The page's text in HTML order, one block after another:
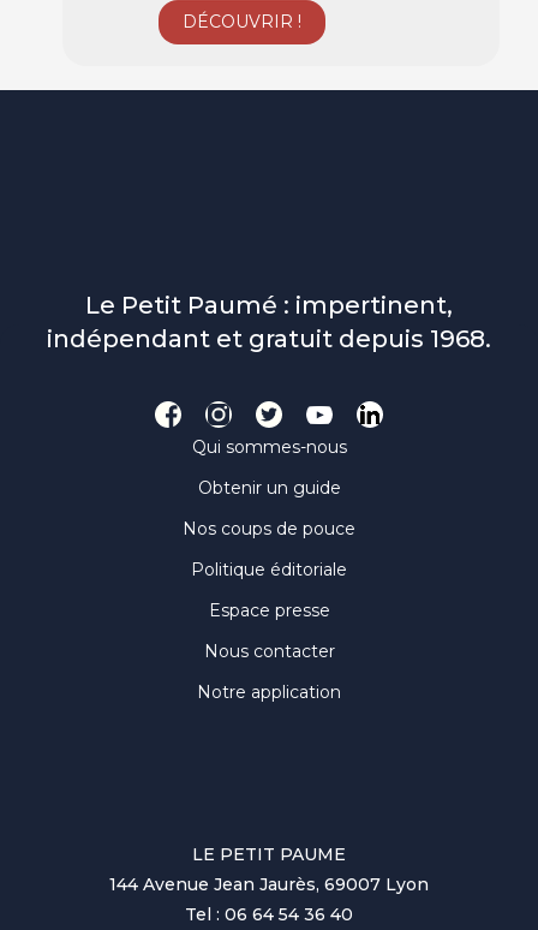
Le Petit Paumé : impertinent,
indépendant et gratuit depuis 1968.
Qui sommes-nous
Obtenir un guide
Nos coups de pouce
Politique éditoriale
Espace presse
Nous contacter
Notre application
LE PETIT PAUME
144 Avenue Jean Jaurès, 69007 Lyon
Tel : 06 64 54 36 40